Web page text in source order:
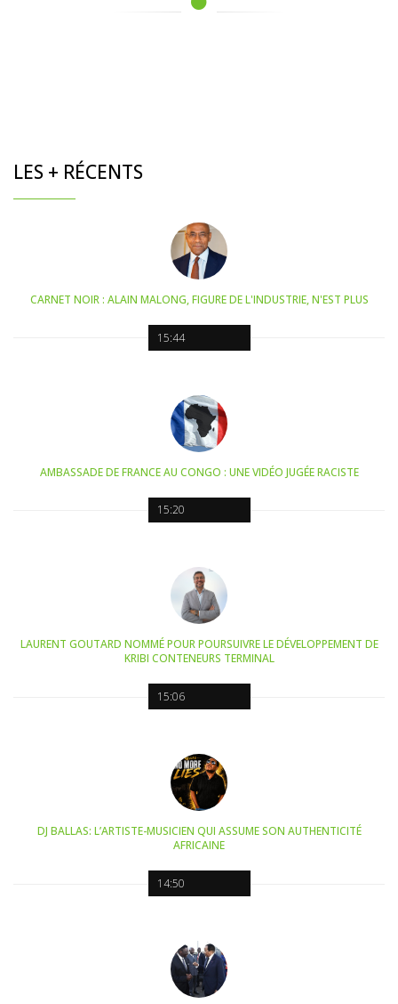
LES + RÉCENTS
15:44
CARNET NOIR : ALAIN MALONG, FIGURE DE L'INDUSTRIE, N'EST PLUS
15:20
AMBASSADE DE FRANCE AU CONGO : UNE VIDÉO JUGÉE RACISTE
15:06
LAURENT GOUTARD NOMMÉ POUR POURSUIVRE LE DÉVELOPPEMENT DE
KRIBI CONTENEURS TERMINAL
14:50
DJ BALLAS: L’ARTISTE-MUSICIEN QUI ASSUME SON AUTHENTICITÉ
AFRICAINE